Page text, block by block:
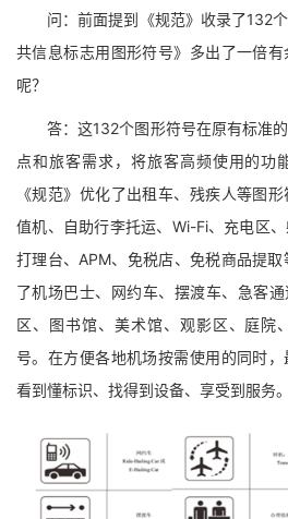
问：前面提到《规范》收录了132个
共信息标志用图形符号》多出了一倍
呢？
答：这132个图形符号在原有标准的
点和旅客需求，将旅客高频使用的功
《规范》优化了出租车、残疾人等图
值机、自助行李托运、Wi-Fi、充电区
打理台、APM、免税店、免税商品提
了机场巴士、网约车、摆渡车、急客
区、图书馆、美术馆、观影区、庭院
号。在方便各地机场按需使用的同时
看到懂标识、找得到设备、享受到服务。